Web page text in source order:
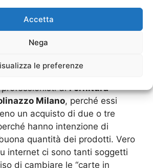
Accetta
Nega
le preferenze
negli ultimi anni, ci sono anche
che possono eseguire una
caratteristiche.Se un utente
una porta o un portone
professionisti diFornitura
Milano, perché essi
un acquisto di due o tre
hanno intenzione di
quantità dei prodotti. Vero
internet ci sono tanti soggetti
di cambiare le “carte in